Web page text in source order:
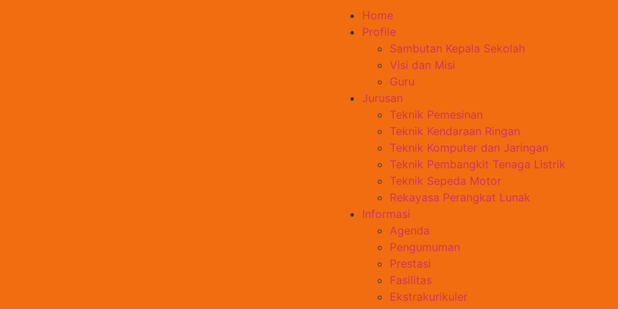
Home
Profile
Sambutan Kepala Sekolah
Visi dan Misi
Guru
Jurusan
Teknik Pemesinan
Teknik Kendaraan Ringan
Teknik Komputer dan Jaringan
Teknik Pembangkit Tenaga Listrik
Teknik Sepeda Motor
Rekayasa Perangkat Lunak
Informasi
Agenda
Pengumuman
Prestasi
Fasilitas
Ekstrakurikuler